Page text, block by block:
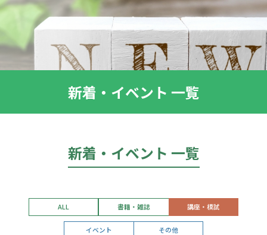
新着・イベント 一覧
新着・イベント 一覧
ALL 書籍・雑誌 講座・模試
イベント その他